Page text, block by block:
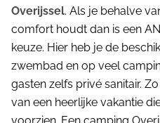
Overijssel. Als je behalve
comfort houdt dan is een
keuze. Hier heb je de
zwembad en op veel
gasten zelfs privé sanitair.
van een heerlijke vakantie